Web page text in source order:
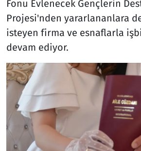
Fonu Evlenecek Gençlerin
Projesi'nden yararlananlara
isteyen firma ve esnaflarla
devam ediyor.